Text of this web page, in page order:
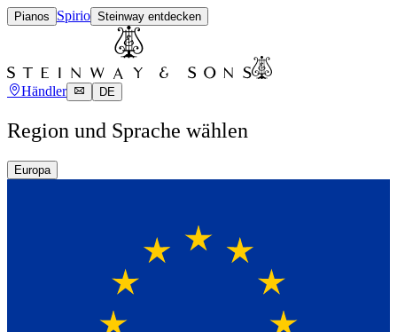
Pianos Spirio Steinway entdecken
Händler DE
Region und Sprache wählen
Europa